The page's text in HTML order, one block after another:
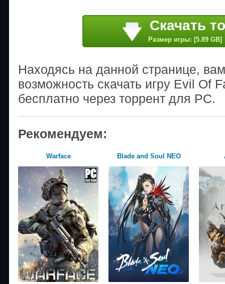
Скачать
Размер игры: [5.89 GB]
Находясь на данной странице,
возможность скачать игру Evil Of
бесплатно через торрент для PC.
Рекомендуем:
Warface Blade and Soul NEO